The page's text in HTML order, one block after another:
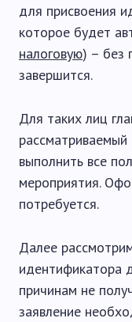
для присвоения
которое будет
налоговую) – без
завершится.
Для таких лиц
выполнить все
мероприятия.
потребуется.
Далее
идентификатора
причинам не
заявление